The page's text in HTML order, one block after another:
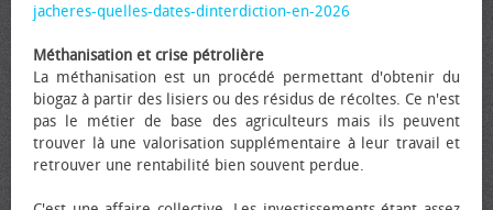
jacheres-quelles-dates-dinterdiction-en-2026
Méthanisation et crise pétrolière
La méthanisation est un procédé permettant d'obtenir du
biogaz à partir des lisiers ou des résidus de récoltes. Ce n'est
pas le métier de base des agriculteurs mais ils peuvent
trouver là une valorisation supplémentaire à leur travail et
retrouver une rentabilité bien souvent perdue.